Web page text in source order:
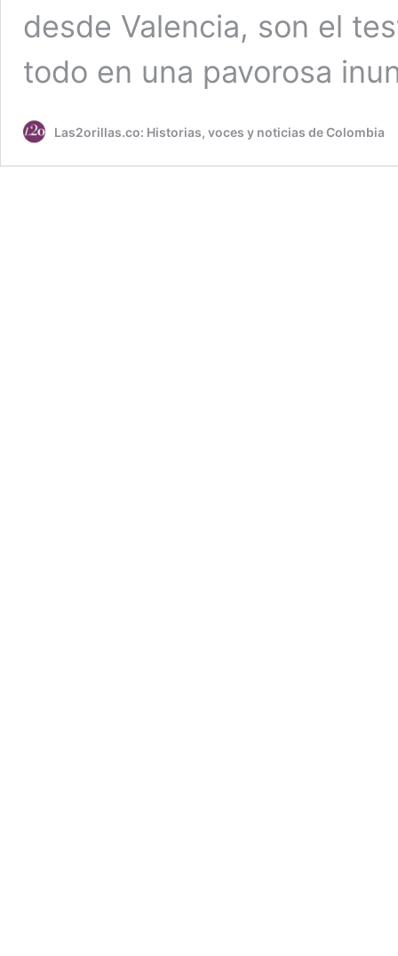
desde Valencia, son el
todo en una pavorosa
Las2orillas.co: Historias, voces y noticias de Colombia